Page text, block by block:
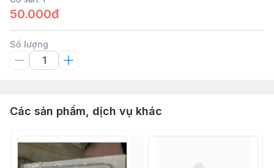
50.000đ
Số lượng
Các sản phẩm, dịch vụ khác